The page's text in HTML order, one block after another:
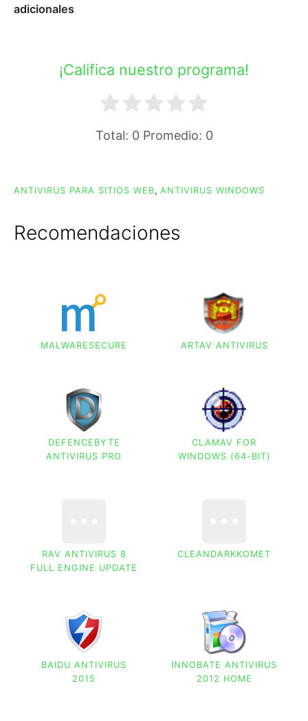
adicionales
¡Califica nuestro programa!
Total: 0Promedio: 0
ANTIVIRUS PARA SITIOS WEB, ANTIVIRUS WINDOWS
Recomendaciones
MALWARESECURE ARTAV ANTIVIRUS
DEFENCEBYTE
ANTIVIRUS PRO
CLAMAV FOR
WINDOWS (64-BIT)
RAV ANTIVIRUS 8
FULL ENGINE UPDATE
CLEANDARKKOMET
BAIDU ANTIVIRUS
2015
INNOBATE ANTIVIRUS
2012 HOME